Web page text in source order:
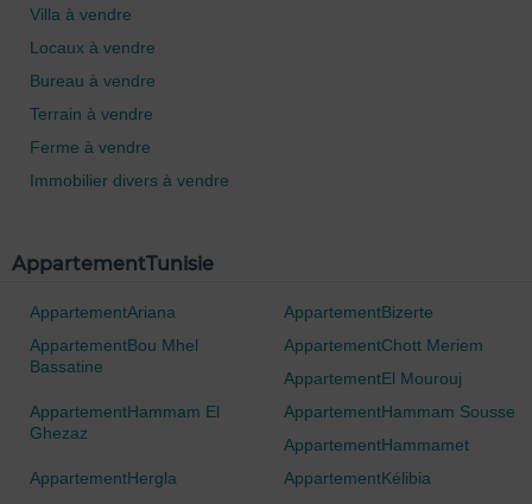
Villa à vendre
Locaux à vendre
Bureau à vendre
Terrain à vendre
Ferme à vendre
Immobilier divers à vendre
AppartementTunisie
AppartementAriana
AppartementBizerte
AppartementBou Mhel
Bassatine
AppartementChott Meriem
AppartementEl Mourouj
AppartementHammam El
Ghezaz
AppartementHammam Sousse
AppartementHammamet
AppartementHergla
AppartementKélibia